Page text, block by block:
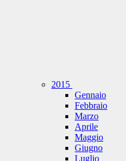
2015
Gennaio
Febbraio
Marzo
Aprile
Maggio
Giugno
Luglio